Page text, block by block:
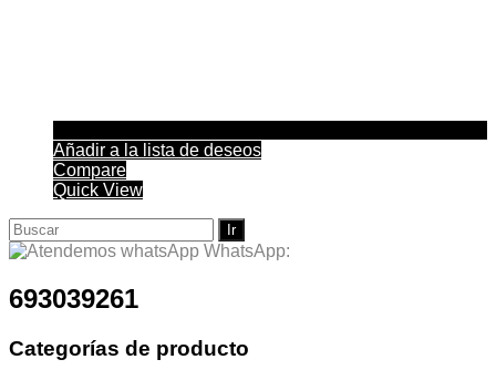
Añadir a la lista de deseos
Compare
Quick View
Buscar:
WhatsApp:
693039261
Categorías de producto